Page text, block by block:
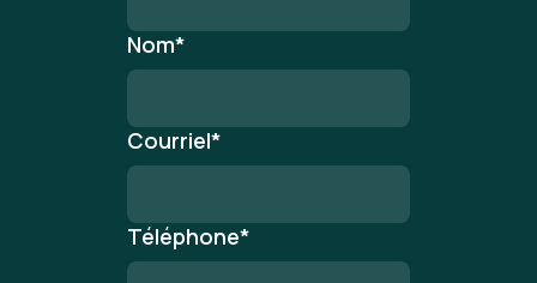
Nom*
Courriel*
Téléphone*